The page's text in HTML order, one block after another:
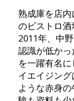
熟成庫を店
のビストロ
2011年、中
認識が低か
を一躍有名
イエイジン
ような赤身